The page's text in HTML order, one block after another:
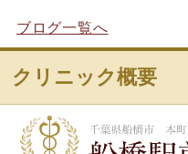
ブログ一覧へ
クリニック概要